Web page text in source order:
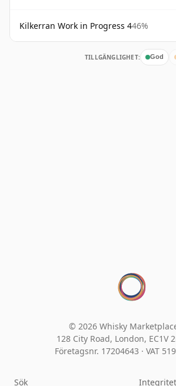
Kilkerran Work in Progress 446%
TILLGÄNGLIGHET: God
© 2026 Whisky
128 City Road, London, EC1V
Företagsnr. 17204643 · VAT
Sök